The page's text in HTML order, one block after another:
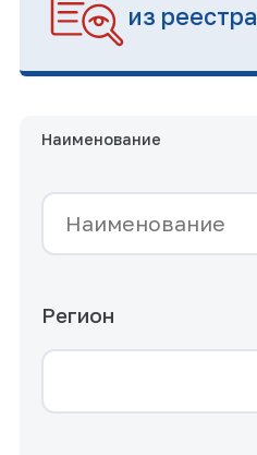
из реестра
Наименование
Регион